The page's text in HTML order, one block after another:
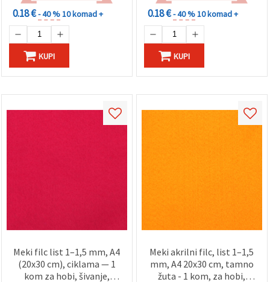
0.18 €- 40 %10 komad +
KUPI
0.18 €- 40 %10 komad +
KUPI
Meki filc list 1–1,5 mm, A4
(20x30 cm), ciklama — 1
kom za hobi, šivanje,
Meki akrilni filc, list 1–1,5
mm, A4 20x30 cm, tamno
žuta - 1 kom, za hobi,